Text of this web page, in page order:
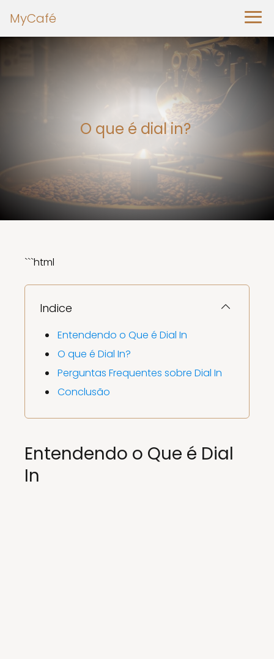
MyCafé
O que é dial in?
```html
Indice
Entendendo o Que é Dial In
O que é Dial In?
Perguntas Frequentes sobre Dial In
Conclusão
Entendendo o Que é Dial
In